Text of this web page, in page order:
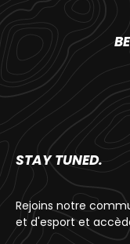
STAY TUNED.
Rejoins notre
et d'esport et